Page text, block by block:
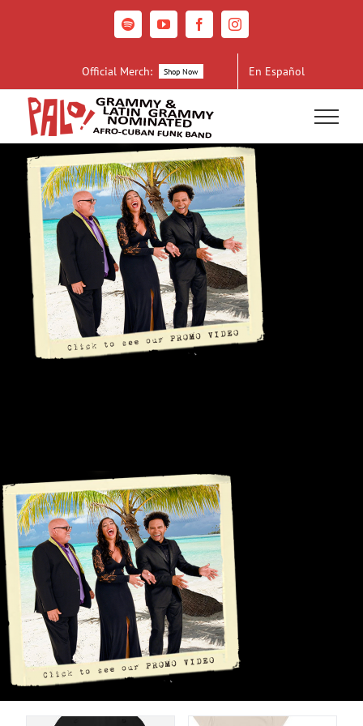
SpotifyYouTubeFacebookInstagram
Official Merch: Shop Now En Español